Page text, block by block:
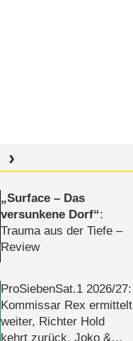
Surface – Das
versunkene Dorf :
Trauma aus der Tiefe –
Review
ProSiebenSat.1 2026/​27:
Kommissar Rex ermittelt
weiter, Richter Hold
kehrt zurück, Joko &